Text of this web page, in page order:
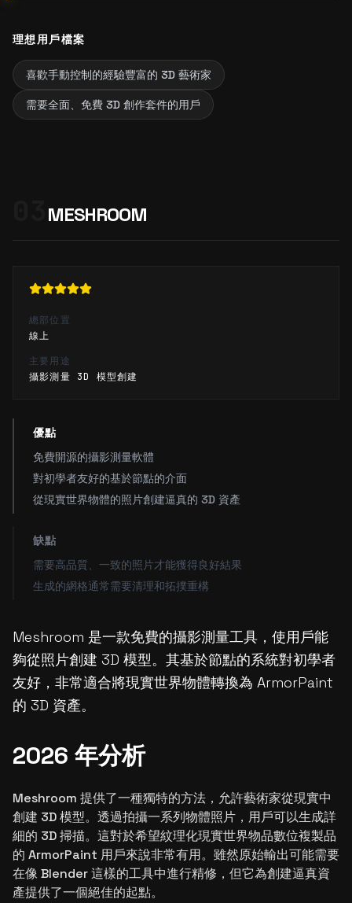
理想用戶檔案
喜歡手動控制的經驗豐富的 3D 藝術家
需要全面、免費 3D 創作套件的用戶
MESHROOM
總部位置
線上
主要用途
攝影測量 3D 模型創建
優點
免費開源的攝影測量軟體
對初學者友好的基於節點的介面
從現實世界物體的照片創建逼真的 3D 資產
缺點
需要高品質、一致的照片才能獲得良好結果
生成的網格通常需要清理和拓撲重構
Meshroom 是一款免費的攝影測量工具，使用戶能
夠從照片創建 3D 模型。其基於節點的系統對初學者
友好，非常適合將現實世界物體轉換為 ArmorPaint
的 3D 資產。
2026 年分析
Meshroom 提供了一種獨特的方法，允許藝術家從現實中
創建 3D 模型。透過拍攝一系列物體照片，用戶可以生成詳
細的 3D 掃描。這對於希望紋理化現實世界物品數位複製品
的 ArmorPaint 用戶來說非常有用。雖然原始輸出可能需要
在像 Blender 這樣的工具中進行精修，但它為創建逼真資
產提供了一個絕佳的起點。